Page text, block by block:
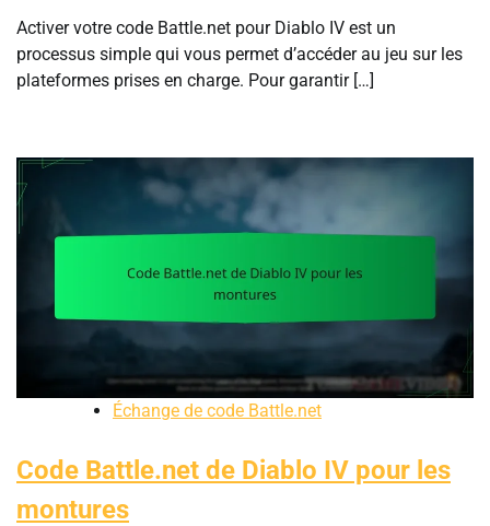
Activer votre code Battle.net pour Diablo IV est un
processus simple qui vous permet d’accéder au jeu sur les
plateformes prises en charge. Pour garantir […]
Échange de code Battle.net
Code Battle.net de Diablo IV pour les
montures